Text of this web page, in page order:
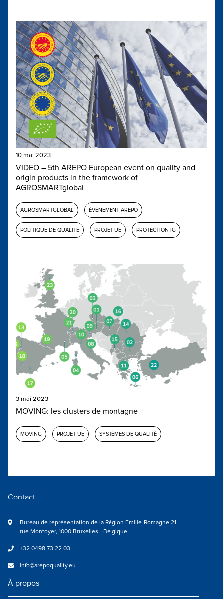
10 mai 2023
VIDEO – 5th AREPO European event on quality and
origin products in the framework of
AGROSMARTglobal
AGROSMARTGLOBAL ÉVÈNEMENT AREPO
POLITIQUE DE QUALITÉ PROJET UE PROTECTION IG
3 mai 2023
MOVING: les clusters de montagne
MOVING PROJET UE SYSTÈMES DE QUALITÉ
Contact
Bureau de représentation de la Région Emilie-Romagne 21,
rue Montoyer, 1000 Bruxelles - Belgique
+32 0498 73 22 03
info@arepoquality.eu
À propos